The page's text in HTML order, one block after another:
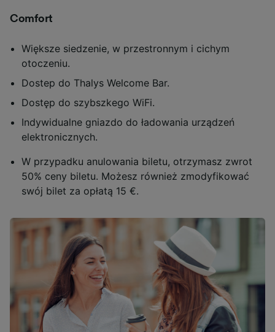
Comfort
Większe siedzenie, w przestronnym i cichym
otoczeniu.
Dostep do Thalys Welcome Bar.
Dostęp do szybszkego WiFi.
Indywidualne gniazdo do ładowania urządzeń
elektronicznych.
W przypadku anulowania biletu, otrzymasz zwrot
50% ceny biletu. Możesz również zmodyfikować
swój bilet za opłatą 15 €.